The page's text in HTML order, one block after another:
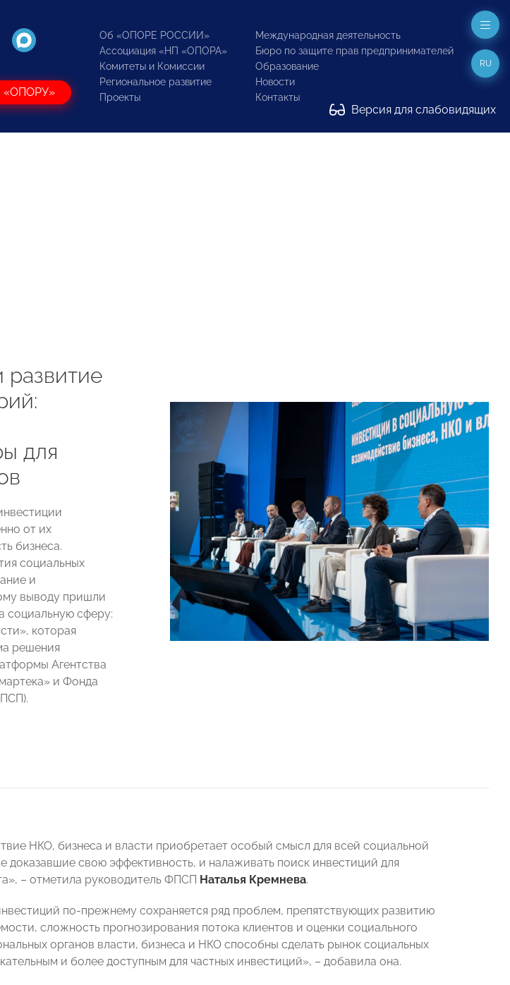
«ОПОРУ»
Об «ОПОРЕ РОССИИ»
Ассоциация «НП «ОПОРА»
Комитеты и Комиссии
Региональное развитие
Проекты
Международная деятельность
Бюро по защите прав предпринимателей
Образование
Новости
Контакты
Версия для слабовидящих
RU
для
от их
бизнеса.
социальных
и
выводу пришли
социальную сферу:
которая
решения
Агентства
и Фонда
НКО, бизнеса и власти приобретает особый смысл для всей социальной
доказавшие свою эффективность, и налаживать поиск инвестиций для
– отметила руководитель ФПСП Наталья Кремнева.
по-прежнему сохраняется ряд проблем, препятствующих развитию
сложность прогнозирования потока клиентов и оценки социального
органов власти, бизнеса и НКО способны сделать рынок социальных
и более доступным для частных инвестиций», – добавила она.